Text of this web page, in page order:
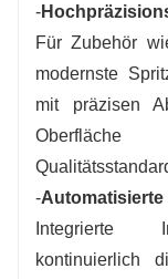
-
Für Zubehör
modernste
mit präzisen
Oberfläche
-
Integrierte
kontinuierlich